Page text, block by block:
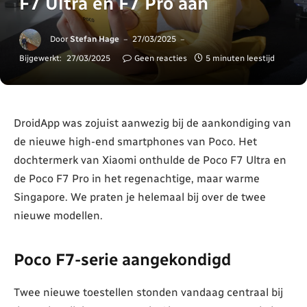
Door Stefan Hage
27/03/2025
Bijgewerkt: 27/03/2025 Geen reacties 5 minuten leestijd
DroidApp was zojuist aanwezig bij de aankondiging van
de nieuwe high-end smartphones van Poco. Het
dochtermerk van Xiaomi onthulde de Poco F7 Ultra en
de Poco F7 Pro in het regenachtige, maar warme
Singapore. We praten je helemaal bij over de twee
nieuwe modellen.
Poco F7-serie aangekondigd
Twee nieuwe toestellen stonden vandaag centraal bij